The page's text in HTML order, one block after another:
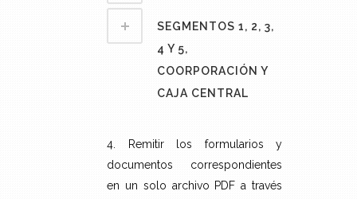
SEGMENTOS 1, 2, 3,
4 Y 5,
COORPORACIÓN Y
CAJA CENTRAL
4. Remitir los formularios y
documentos correspondientes
en un solo archivo PDF a través